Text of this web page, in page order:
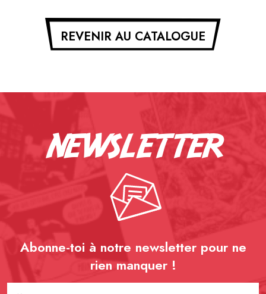
REVENIR AU CATALOGUE
newsletter
Abonne-toi à notre newsletter pour ne
rienmanquer !